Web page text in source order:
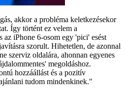
akkor a probléma keletkezésekor
Így történt ez velem a
az iPhone 6-osom egy 'pici' esést
szorult. Hihetetlen, de azonnal
szerviz oldalára, ahonnan egyenes
megoldáshoz.
hozzáállást és a pozitív
tudom mindenkinek."